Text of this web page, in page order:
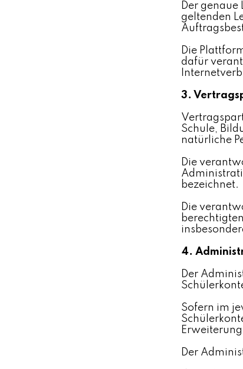
Der
geltenden
Die
dafür
3.
Schule,
natürliche
Die
bezeichnet.
Die
4.
Der
Sofern im
Der